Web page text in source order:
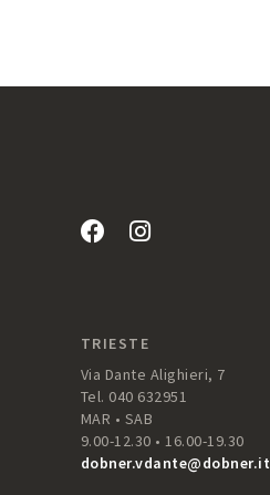
TRIESTE
Via Dante Alighieri, 7
Tel. 040 632951
MAR • SAB
9.00-12.30 • 16.00-19.30
dobner.vdante@dobner.it